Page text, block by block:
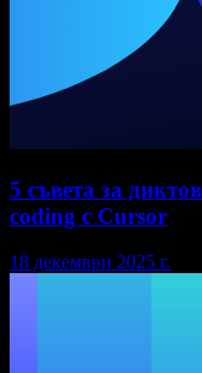
5 съвета за
coding с Cursor
18 декември 2025 г.